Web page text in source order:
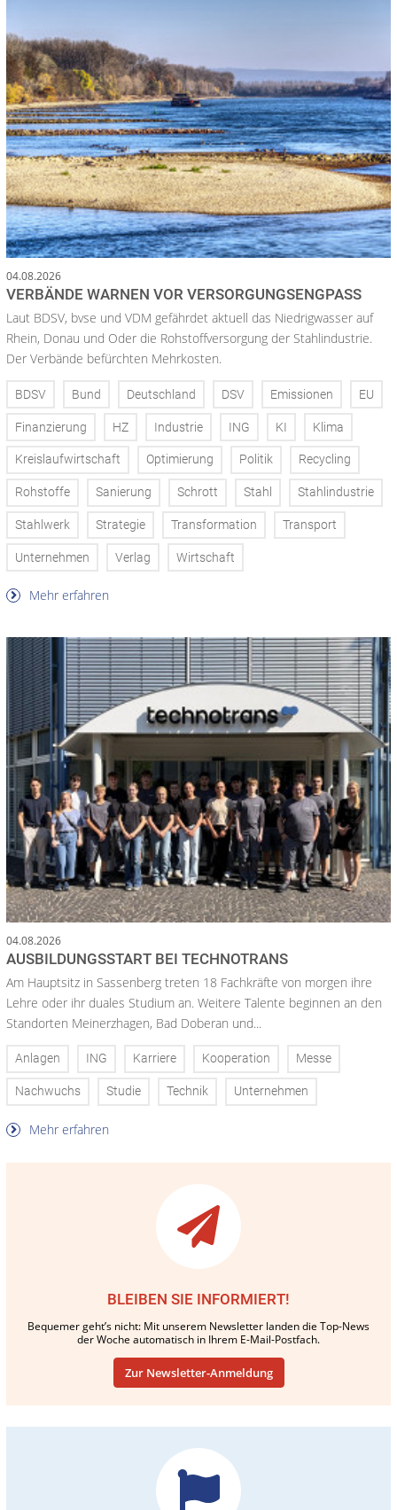
04.08.2026
VERBÄNDE WARNEN VOR VERSORGUNGSENGPASS
Laut BDSV, bvse und VDM gefährdet aktuell das Niedrigwasser auf
Rhein, Donau und Oder die Rohstoffversorgung der Stahlindustrie.
Der Verbände befürchten Mehrkosten.
BDSV Bund Deutschland DSV Emissionen EU
Finanzierung HZ Industrie ING KI Klima
Kreislaufwirtschaft Optimierung Politik Recycling
Rohstoffe Sanierung Schrott Stahl Stahlindustrie
Stahlwerk Strategie Transformation Transport
Unternehmen Verlag Wirtschaft
Mehr erfahren
04.08.2026
AUSBILDUNGSSTART BEI TECHNOTRANS
Am Hauptsitz in Sassenberg treten 18 Fachkräfte von morgen ihre
Lehre oder ihr duales Studium an. Weitere Talente beginnen an den
Standorten Meinerzhagen, Bad Doberan und...
Anlagen ING Karriere Kooperation Messe
Nachwuchs Studie Technik Unternehmen
Mehr erfahren
BLEIBEN SIE INFORMIERT!
Bequemer geht’s nicht: Mit unserem Newsletter landen die Top-News
der Woche automatisch in Ihrem E-Mail-Postfach.
Zur Newsletter-Anmeldung